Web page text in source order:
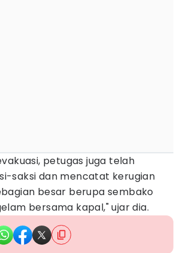
petugas juga telah
saksi dan mencatat kerugian
besar berupa sembako
bersama kapal," ujar dia.